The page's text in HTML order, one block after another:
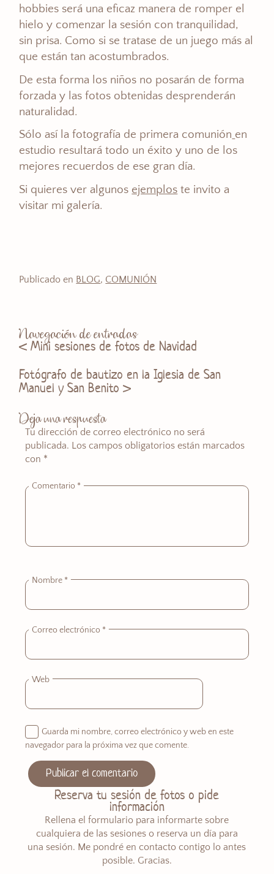
hobbies será una eficaz manera de romper el
hielo y comenzar la sesión con tranquilidad,
sin prisa. Como si se tratase de un juego más al
que están tan acostumbrados.
De esta forma los niños no posarán de forma
forzada y las fotos obtenidas desprenderán
naturalidad.
Sólo así la fotografía de primera comunión en
estudio resultará todo un éxito y uno de los
mejores recuerdos de ese gran día.
Si quieres ver algunos ejemplos te invito a
visitar mi galería.
Publicado en BLOG, COMUNIÓN
Navegación de entradas
Mini sesiones de fotos de Navidad
Fotógrafo de bautizo en la Iglesia de San
Manuel y San Benito
Deja una respuesta
Tu dirección de correo electrónico no será
publicada. Los campos obligatorios están marcados
con *
Comentario *
Nombre *
Correo electrónico *
Web
Guarda mi nombre, correo electrónico y web en este
navegador para la próxima vez que comente.
Reserva tu sesión de fotos o pide
información
Rellena el formulario para informarte sobre
cualquiera de las sesiones o reserva un día para
una sesión. Me pondré en contacto contigo lo antes
posible. Gracias.